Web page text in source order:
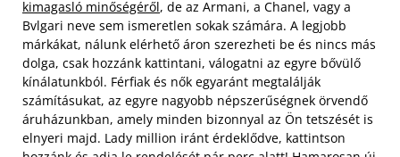
kimagasló minőségéről, de az Armani, a Chanel, vagy a
Bvlgari neve sem ismeretlen sokak számára. A legjobb
márkákat, nálunk elérhető áron szerezheti be és nincs más
dolga, csak hozzánk kattintani, válogatni az egyre bővülő
kínálatunkból. Férfiak és nők egyaránt megtalálják
számításukat, az egyre nagyobb népszerűségnek örvendő
áruházunkban, amely minden bizonnyal az Ön tetszését is
elnyeri majd. Lady million iránt érdeklődve, kattintson